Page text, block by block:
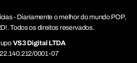
- Diariamente o melhor do mundo POP,
Todos os direitos reservados.
VS3 Digital LTDA
22.140.212/0001-07